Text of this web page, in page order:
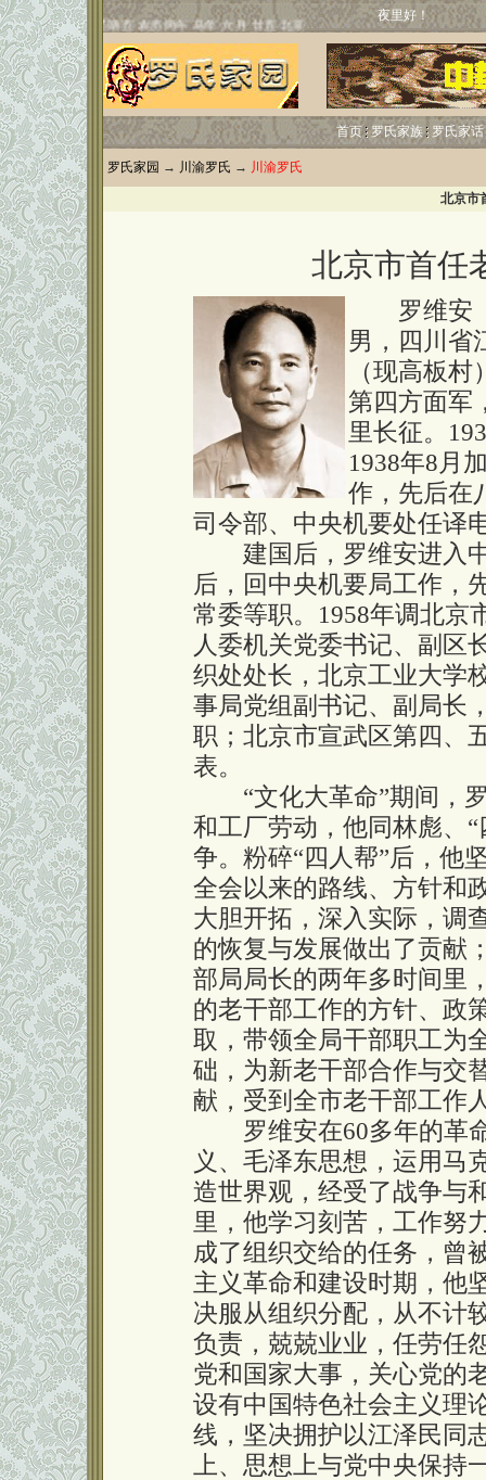
夜里好！
首页 罗氏家族 罗氏家话
罗氏家园 → 川渝罗氏 → 川渝罗氏
北京市
北京市首任
罗维安（
男，四川省
（现高板
第四方面军
里长征。
1938年8月
作，先后在
司令部、中央机要处任译
建国后，罗维安进入中
后，回中央机要局工作，
常委等职。1958年调北京
人委机关党委书记、副区
织处处长，北京工业大学
事局党组副书记、副局长
职；北京市宣武区第四、
表。
“文化大革命”期间，罗
和工厂劳动，他同林彪、
争。粉碎“四人帮”后，他
全会以来的路线、方针和
大胆开拓，深入实际，调
的恢复与发展做出了贡献
部局局长的两年多时间里
的老干部工作的方针、政
取，带领全局干部职工为
础，为新老干部合作与交
献，受到全市老干部工作
罗维安在60多年的革命
义、毛泽东思想，运用马
造世界观，经受了战争与
里，他学习刻苦，工作努
成了组织交给的任务，曾
主义革命和建设时期，他
决服从组织分配，从不计
负责，兢兢业业，任劳任
党和国家大事，关心党的
设有中国特色社会主义理
线，坚决拥护以江泽民同
上、思想上与党中央保